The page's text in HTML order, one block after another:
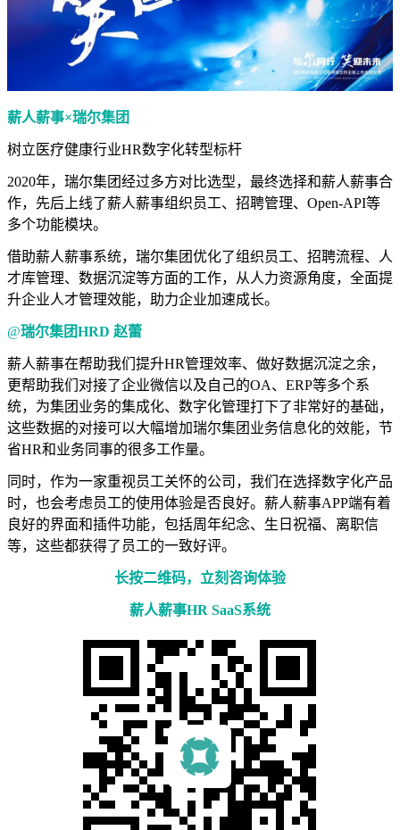
薪人薪事×瑞尔集团
树立医疗健康行业HR数字化转型标杆
2020年，瑞尔集团经过多方对比选型，最终选择和薪人薪事合
作，先后上线了薪人薪事组织员工、招聘管理、Open-API等
多个功能模块。
借助薪人薪事系统，瑞尔集团优化了组织员工、招聘流程、人
才库管理、数据沉淀等方面的工作，从人力资源角度，全面提
升企业人才管理效能，助力企业加速成长。
@瑞尔集团HRD 赵蕾
薪人薪事在帮助我们提升HR管理效率、做好数据沉淀之余，
更帮助我们对接了企业微信以及自己的OA、ERP等多个系
统，为集团业务的集成化、数字化管理打下了非常好的基础，
这些数据的对接可以大幅增加瑞尔集团业务信息化的效能，节
省HR和业务同事的很多工作量。
同时，作为一家重视员工关怀的公司，我们在选择数字化产品
时，也会考虑员工的使用体验是否良好。薪人薪事APP端有着
良好的界面和插件功能，包括周年纪念、生日祝福、离职信
等，这些都获得了员工的一致好评。
长按二维码，立刻咨询体验
薪人薪事HR SaaS系统